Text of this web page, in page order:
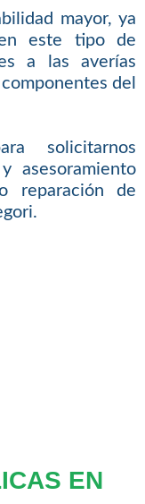
mayor, ya
este tipo de
a las averías
del
solicitarnos
asesoramiento
reparación de
EN